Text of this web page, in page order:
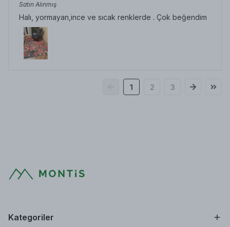
Satın Alınmış
Halı, yormayan,ince ve sıcak renklerde . Çok beğendim
1 2 3
Kategoriler